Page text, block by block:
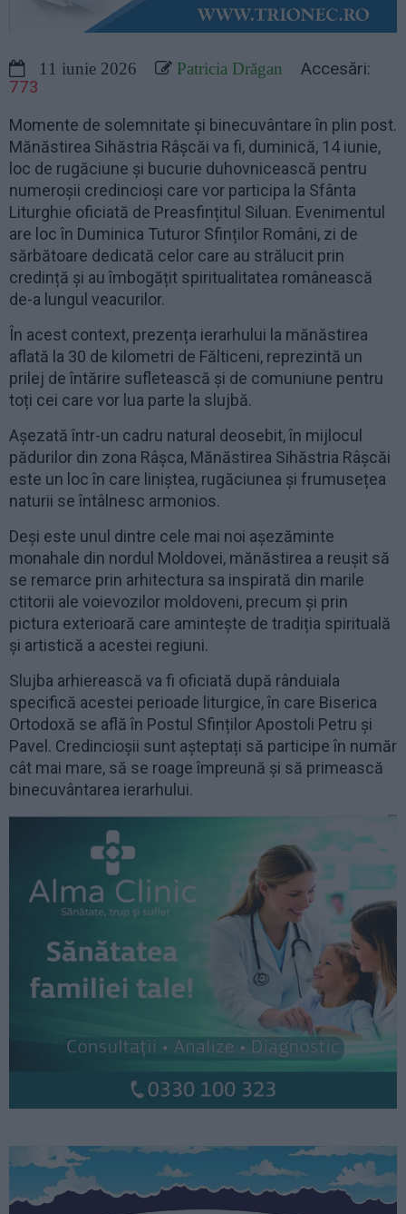
11 iunie 2026 Patricia Drăgan
Accesări:
773
Momente de solemnitate și binecuvântare în plin post.
Mănăstirea Sihăstria Râșcăi va fi, duminică, 14 iunie,
loc de rugăciune și bucurie duhovnicească pentru
numeroșii credincioși care vor participa la Sfânta
Liturghie oficiată de Preasfințitul Siluan. Evenimentul
are loc în Duminica Tuturor Sfinților Români, zi de
sărbătoare dedicată celor care au strălucit prin
credință și au îmbogățit spiritualitatea românească
de-a lungul veacurilor.
În acest context, prezența ierarhului la mănăstirea
aflată la 30 de kilometri de Fălticeni, reprezintă un
prilej de întărire sufletească și de comuniune pentru
toți cei care vor lua parte la slujbă.
Așezată într-un cadru natural deosebit, în mijlocul
pădurilor din zona Râșca, Mănăstirea Sihăstria Râșcăi
este un loc în care liniștea, rugăciunea și frumusețea
naturii se întâlnesc armonios.
Deși este unul dintre cele mai noi așezăminte
monahale din nordul Moldovei, mănăstirea a reușit să
se remarce prin arhitectura sa inspirată din marile
ctitorii ale voievozilor moldoveni, precum și prin
pictura exterioară care amintește de tradiția spirituală
și artistică a acestei regiuni.
Slujba arhierească va fi oficiată după rânduiala
specifică acestei perioade liturgice, în care Biserica
Ortodoxă se află în Postul Sfinților Apostoli Petru și
Pavel. Credincioșii sunt așteptați să participe în număr
cât mai mare, să se roage împreună și să primească
binecuvântarea ierarhului.